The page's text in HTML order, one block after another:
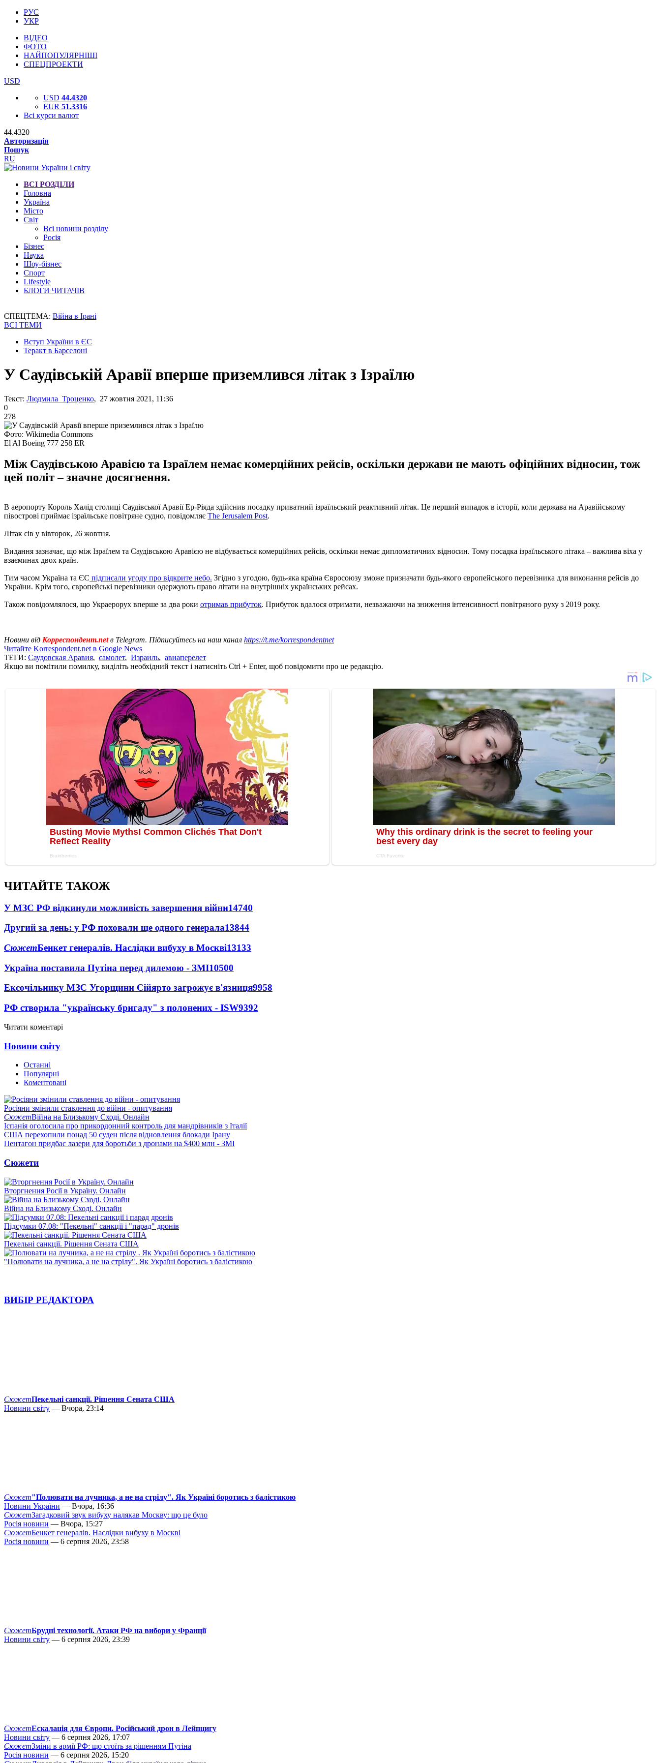
РУС
УКР
ВІДЕО
ФОТО
НАЙПОПУЛЯРНІШІ
СПЕЦПРОЕКТИ
USD
USD 44.4320
EUR 51.3316
Всі курси валют
44.4320
Авторизація
Пошук
RU
ВСІ РОЗДІЛИ
Головна
Україна
Місто
Світ
Всі новини розділу
Росія
Бізнес
Наука
Шоу-бізнес
Спорт
Lifestyle
БЛОГИ ЧИТАЧІВ
СПЕЦТЕМА: Війна в Ірані
ВСІ ТЕМИ
Вступ України в ЄС
Теракт в Барселоні
У Саудівській Аравії вперше приземлився літак з Ізраїлю
Текст: Людмила Троценко, 27 жовтня 2021, 11:36
0
278
Фото: Wikimedia Commons
El Al Boeing 777 258 ER
Між Саудівською Аравією та Ізраїлем немає комерційних рейсів, оскільки держави не мають офіційних відносин, тож
цей політ – значне досягнення.
В аеропорту Король Халід столиці Саудівської Аравії Ер-Ріяда здійснив посадку приватний ізраїльський реактивний літак. Це перший випадок в історії, коли держава на Аравійському
півострові приймає ізраїльське повітряне судно, повідомляє The Jerusalem Post.
Літак сів у вівторок, 26 жовтня.
Видання зазначає, що між Ізраїлем та Саудівською Аравією не відбувається комерційних рейсів, оскільки немає дипломатичних відносин. Тому посадка ізраїльського літака – важлива віха у
взаєминах двох країн.
Тим часом Україна та ЄС підписали угоду про відкрите небо. Згідно з угодою, будь-яка країна Євросоюзу зможе призначати будь-якого європейського перевізника для виконання рейсів до
України. Крім того, європейські перевізники одержують право літати на внутрішніх українських рейсах.
Також повідомлялося, що Украерорух вперше за два роки отримав прибуток. Прибуток вдалося отримати, незважаючи на зниження інтенсивності повітряного руху з 2019 року.
Новини від Корреспондент.netв Telegram. Підписуйтесь на наш канал https://t.me/korrespondentnet
Читайте Korrespondent.net в Google News
ТЕГИ: Саудовская Аравия, самолет, Израиль, авиаперелет
Якщо ви помітили помилку, виділіть необхідний текст і натисніть Ctrl + Enter, щоб повідомити про це редакцію.
ЧИТАЙТЕ ТАКОЖ
У МЗС РФ відкинули можливість завершення війни14740
Другий за день: у РФ поховали ще одного генерала13844
СюжетБенкет генералів. Наслідки вибуху в Москві13133
Україна поставила Путіна перед дилемою - ЗМІ10500
Ексочільнику МЗС Угорщини Сійярто загрожує в'язниця9958
РФ створила "українську бригаду" з полонених - ISW9392
Читати коментарі
Новини світу
Останні
Популярні
Коментовані
Росіяни змінили ставлення до війни - опитування
СюжетВійна на Близькому Сході. Онлайн
Іспанія оголосила про прикордонний контроль для мандрівників з Італії
США перехопили понад 50 суден після відновлення блокади Ірану
Пентагон придбає лазери для боротьби з дронами на $400 млн - ЗМІ
Сюжети
Вторгнення Росії в Україну. Онлайн
Війна на Близькому Сході. Онлайн
Підсумки 07.08: "Пекельні" санкції і "парад" дронів
Пекельні санкції. Рішення Сената США
"Полювати на лучника, а не на стрілу". Як Україні боротись з балістикою
ВИБІР РЕДАКТОРА
СюжетПекельні санкції. Рішення Сената США
Новини світу — Вчора, 23:14
Сюжет"Полювати на лучника, а не на стрілу". Як Україні боротись з балістикою
Новини України — Вчора, 16:36
СюжетЗагадковий звук вибуху налякав Москву: що це було
Росія новини — Вчора, 15:27
СюжетБенкет генералів. Наслідки вибуху в Москві
Росія новини — 6 серпня 2026, 23:58
СюжетБрудні технології. Атаки РФ на вибори у Франції
Новини світу — 6 серпня 2026, 23:39
СюжетЕскалація для Європи. Російський дрон в Лейпцигу
Новини світу — 6 серпня 2026, 17:07
СюжетЗміни в армії РФ: що стоїть за рішенням Путіна
Росія новини — 6 серпня 2026, 15:20